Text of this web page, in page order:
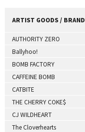
ARTIST GOODS / BRAND
AUTHORITY ZERO
Ballyhoo!
BOMB FACTORY
CAFFEINE BOMB
CATBITE
THE CHERRY COKE$
CJ WILDHEART
The Cloverhearts